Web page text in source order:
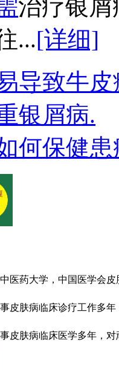
治疗银
...[详细]
导致牛皮
银屑病.
何保健
医药大学，中国医学会
皮肤病临床诊疗工作多
皮肤病临床医学多年，